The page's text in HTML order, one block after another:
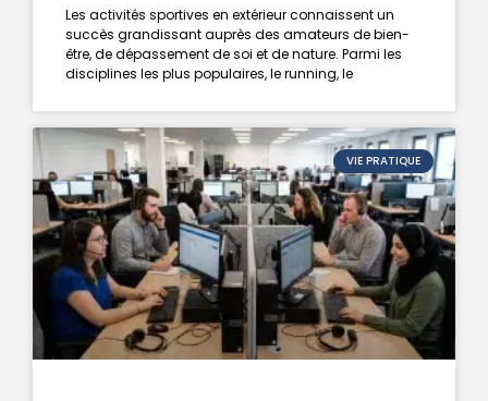
Les activités sportives en extérieur connaissent un
succès grandissant auprès des amateurs de bien-
être, de dépassement de soi et de nature. Parmi les
disciplines les plus populaires, le running, le
VIE PRATIQUE